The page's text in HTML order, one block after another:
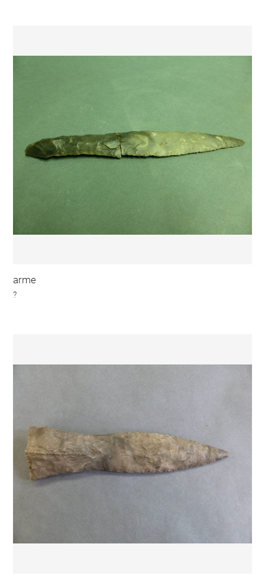
arme
?